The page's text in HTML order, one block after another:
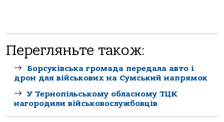
Перегляньте також:
Борсуківська громада передала авто і
дрон для військових на Сумський напрямок
У Тернопільському обласному ТЦК
нагородили військовослужбовців